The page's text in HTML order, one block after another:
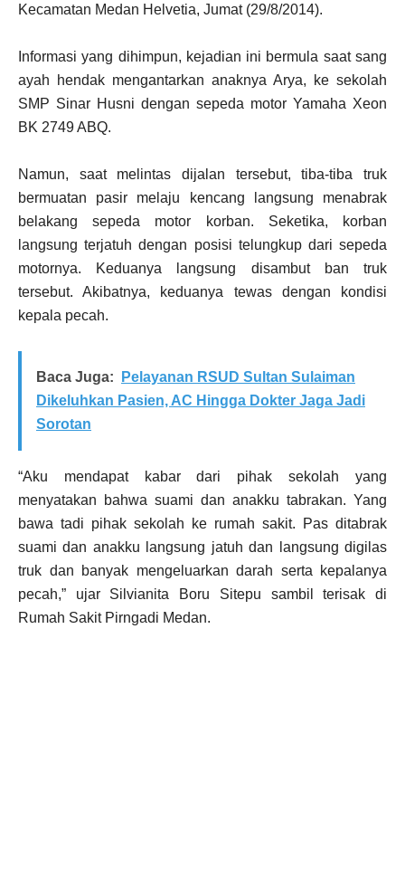
Kecamatan Medan Helvetia, Jumat (29/8/2014).
Informasi yang dihimpun, kejadian ini bermula saat sang
ayah hendak mengantarkan anaknya Arya, ke sekolah
SMP Sinar Husni dengan sepeda motor Yamaha Xeon
BK 2749 ABQ.
Namun, saat melintas dijalan tersebut, tiba-tiba truk
bermuatan pasir melaju kencang langsung menabrak
belakang sepeda motor korban. Seketika, korban
langsung terjatuh dengan posisi telungkup dari sepeda
motornya. Keduanya langsung disambut ban truk
tersebut. Akibatnya, keduanya tewas dengan kondisi
kepala pecah.
Baca Juga:
Pelayanan RSUD Sultan Sulaiman
Dikeluhkan Pasien, AC Hingga Dokter Jaga Jadi
Sorotan
“Aku mendapat kabar dari pihak sekolah yang
menyatakan bahwa suami dan anakku tabrakan. Yang
bawa tadi pihak sekolah ke rumah sakit. Pas ditabrak
suami dan anakku langsung jatuh dan langsung digilas
truk dan banyak mengeluarkan darah serta kepalanya
pecah,” ujar Silvianita Boru Sitepu sambil terisak di
Rumah Sakit Pirngadi Medan.